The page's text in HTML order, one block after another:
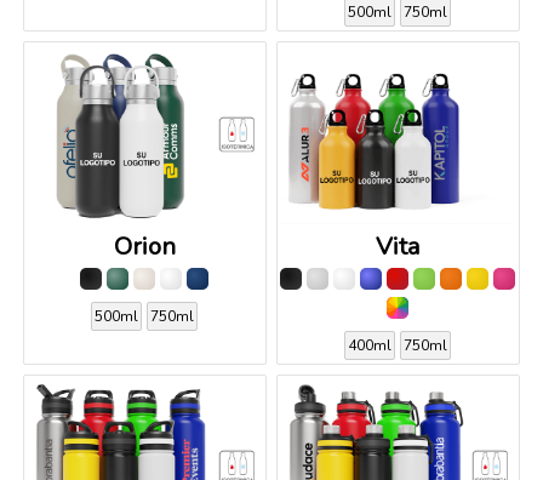
500ml 750ml
Orion
500ml 750ml
Vita
400ml 750ml